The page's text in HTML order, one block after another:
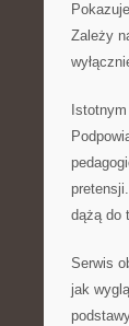
Zależy
dążą do
Serwis
jak